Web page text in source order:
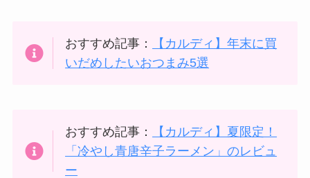
おすすめ記事：
【カルディ】年末に買
いだめしたいおつまみ5選
おすすめ記事：
【カルディ】夏限定！
「冷やし青唐辛子ラーメン」のレビュ
ー